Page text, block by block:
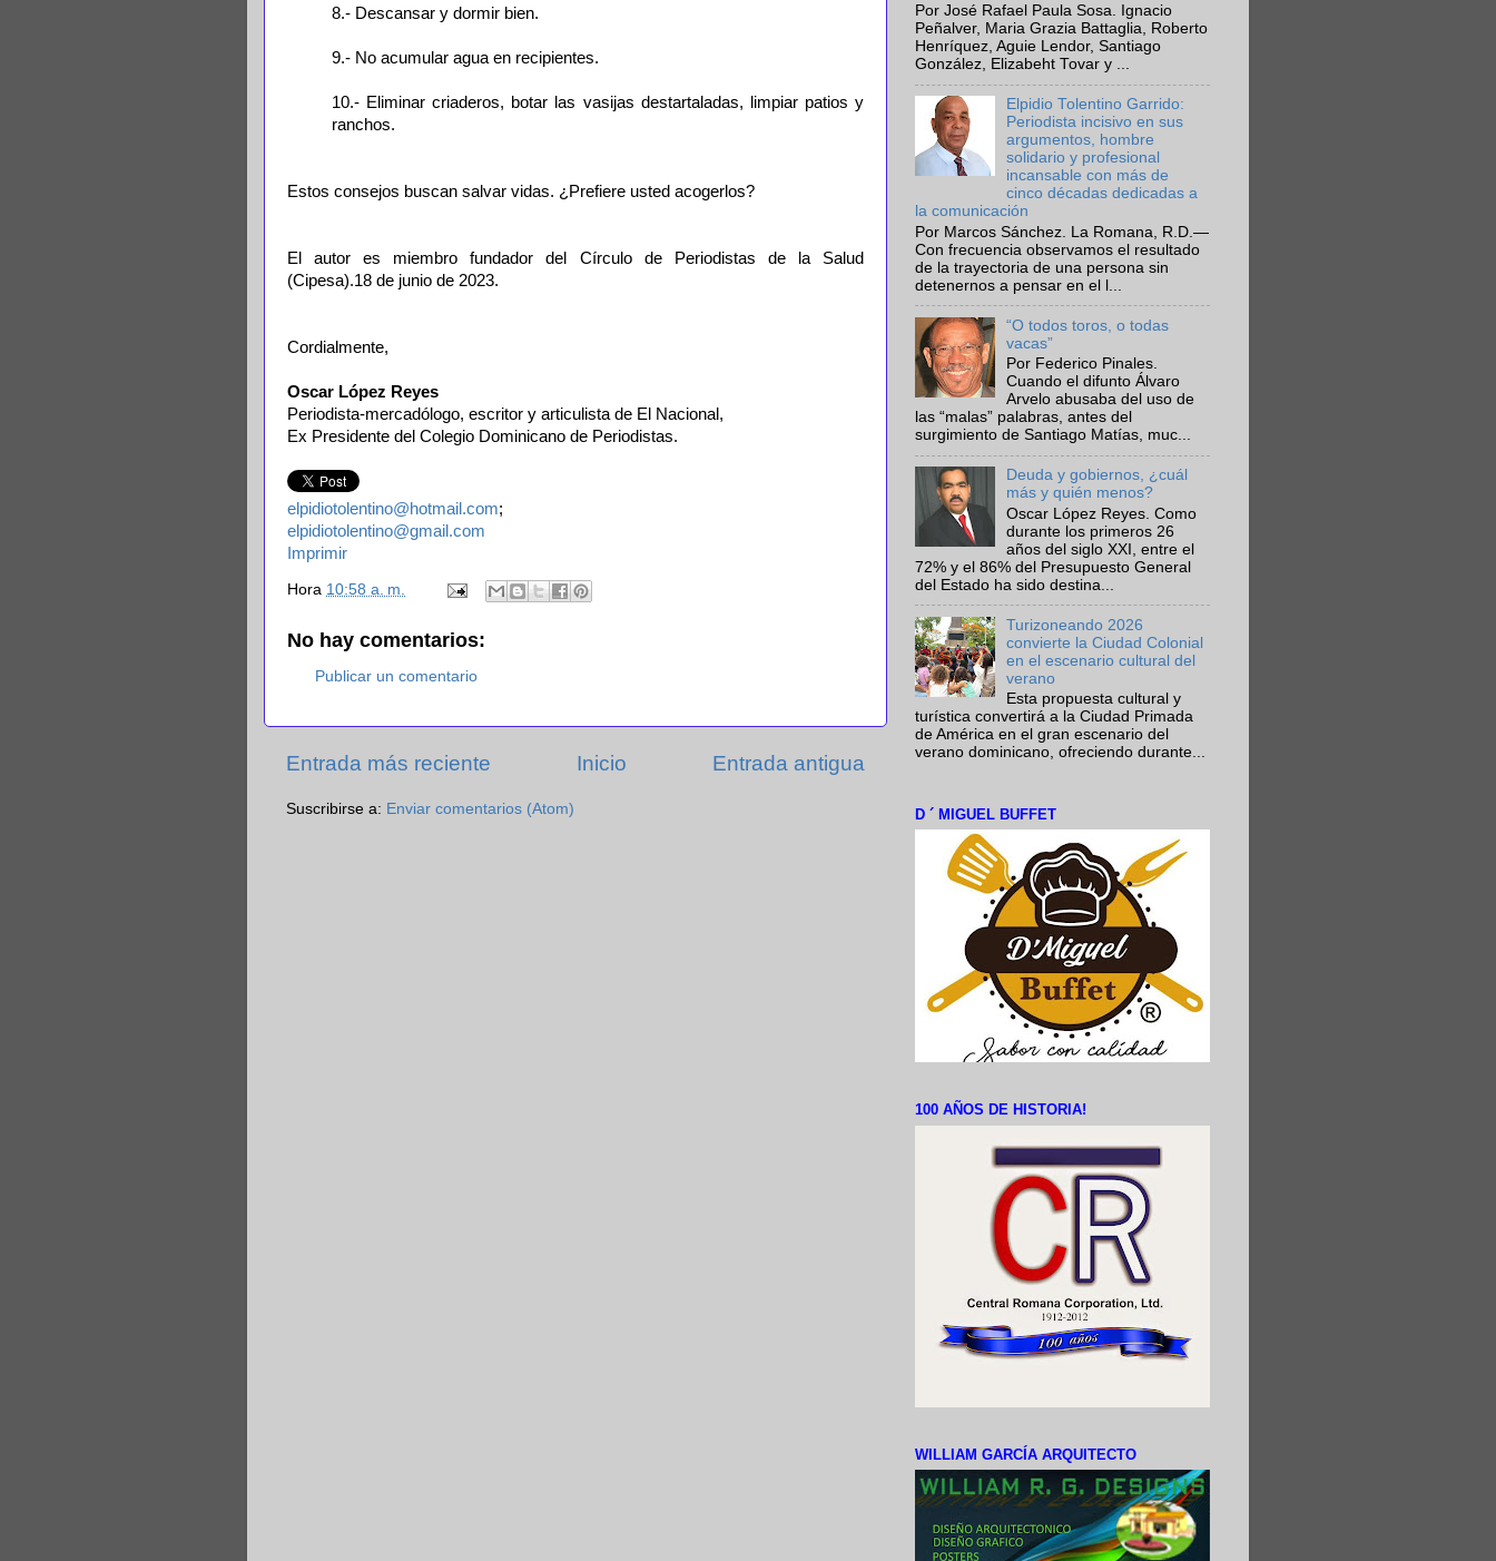
8.- Descansar y dormir bien.
9.- No acumular agua en recipientes.
10.- Eliminar criaderos, botar las vasijas destartaladas, limpiar patios y
ranchos.
Estos consejos buscan salvar vidas. ¿Prefiere usted acogerlos?
El autor es miembro fundador del Círculo de Periodistas de la Salud
(Cipesa).18 de junio de 2023.
Cordialmente,
Oscar López Reyes
Periodista-mercadólogo, escritor y articulista de El Nacional,
Ex Presidente del Colegio Dominicano de Periodistas.
elpidiotolentino@hotmail.com;
elpidiotolentino@gmail.com
Imprimir
Hora 10:58 a. m.
No hay comentarios:
Publicar un comentario
Entrada más reciente Entrada antigua
Inicio
Suscribirse a: Enviar comentarios (Atom)
Por José Rafael Paula Sosa. Ignacio
Peñalver, Maria Grazia Battaglia, Roberto
Henríquez, Aguie Lendor, Santiago
González, Elizabeht Tovar y ...
Elpidio Tolentino Garrido:
Periodista incisivo en sus
argumentos, hombre
solidario y profesional
incansable con más de
cinco décadas dedicadas a
la comunicación
Por Marcos Sánchez. La Romana, R.D.—
Con frecuencia observamos el resultado
de la trayectoria de una persona sin
detenernos a pensar en el l...
“O todos toros, o todas
vacas”
Por Federico Pinales.
Cuando el difunto Álvaro
Arvelo abusaba del uso de
las “malas” palabras, antes del
surgimiento de Santiago Matías, muc...
Deuda y gobiernos, ¿cuál
más y quién menos?
Oscar López Reyes. Como
durante los primeros 26
años del siglo XXI, entre el
72% y el 86% del Presupuesto General
del Estado ha sido destina...
Turizoneando 2026
convierte la Ciudad Colonial
en el escenario cultural del
verano
Esta propuesta cultural y
turística convertirá a la Ciudad Primada
de América en el gran escenario del
verano dominicano, ofreciendo durante...
D ´ MIGUEL BUFFET
100 AÑOS DE HISTORIA!
WILLIAM GARCÍA ARQUITECTO